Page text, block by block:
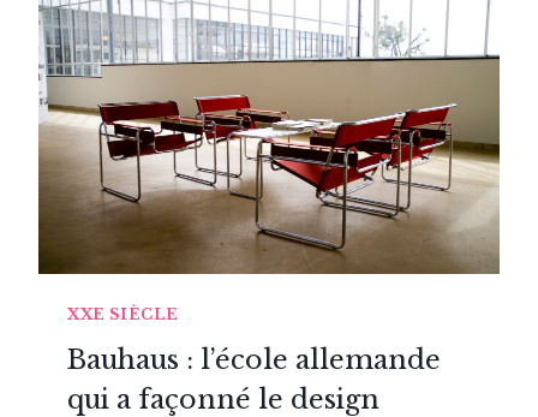
XXE SIÈCLE
Bauhaus : l’école allemande
qui a façonné le design